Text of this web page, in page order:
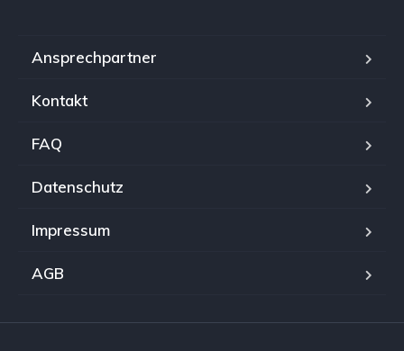
Ansprechpartner
Kontakt
FAQ
Datenschutz
Impressum
AGB